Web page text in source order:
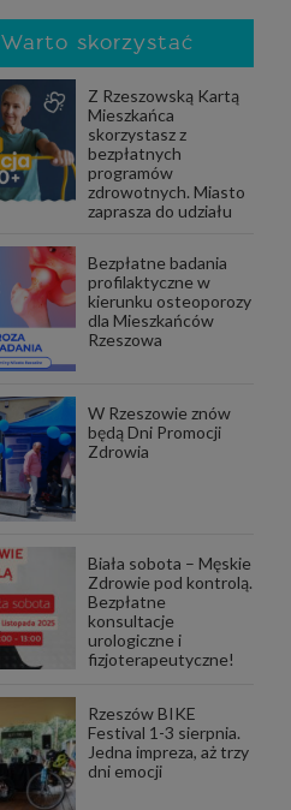
Warto skorzystać
Z Rzeszowską Kartą
Mieszkańca
skorzystasz z
bezpłatnych
programów
zdrowotnych. Miasto
zaprasza do udziału
Bezpłatne badania
profilaktyczne w
kierunku osteoporozy
dla Mieszkańców
Rzeszowa
W Rzeszowie znów
będą Dni Promocji
Zdrowia
Biała sobota – Męskie
Zdrowie pod kontrolą.
Bezpłatne
konsultacje
urologiczne i
fizjoterapeutyczne!
Rzeszów BIKE
Festival 1-3 sierpnia.
Jedna impreza, aż trzy
dni emocji